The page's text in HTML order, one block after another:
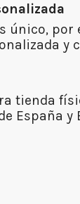
único, por
y
tienda
España y